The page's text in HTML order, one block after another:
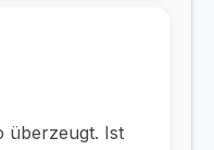
überzeugt. Ist